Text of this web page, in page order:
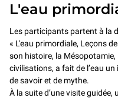
L'eau
Les participants partent à la
« L'eau primordiale, Leçons
son histoire, la Mésopotamie,
civilisations, a fait de l’eau
de savoir et de mythe.
À la suite d’une visite